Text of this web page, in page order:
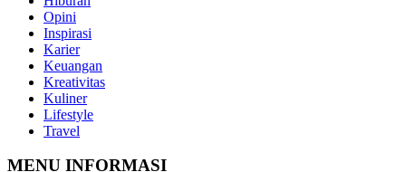
Opini
Inspirasi
Karier
Keuangan
Kreativitas
Kuliner
Lifestyle
Travel
MENU INFORMASI